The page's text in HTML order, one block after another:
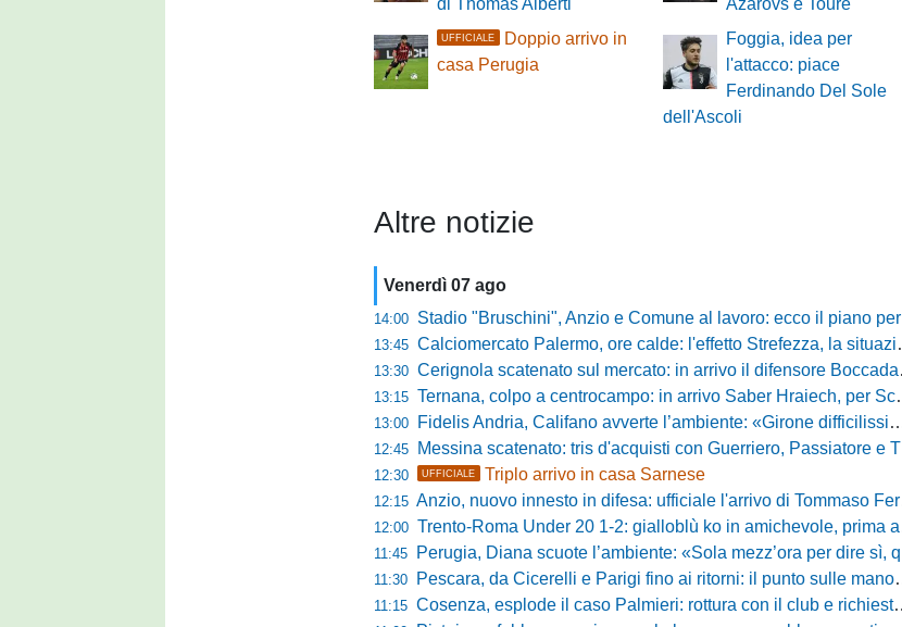
di Thomas Alberti
Azarovs e Tourè
UFFICIALE
Doppio arrivo in
casa Perugia
Foggia, idea per
l'attacco: piace
Ferdinando Del Sole
dell'Ascoli
Altre notizie
Venerdì 07 ago
14:00 Stadio "Bruschini", Anzio e Comune al lavoro: ecco il piano per far rientrare i tifosi
13:45 Calciomercato Palermo, ore calde: l'effetto Strefezza, la situazione Segre e i nomi per l'attacco
13:30 Cerignola scatenato sul mercato: in arrivo il difensore Boccadamo a titolo temporaneo
13:15 Ternana, colpo a centrocampo: in arrivo Saber Hraiech, per Scappini si attende l'accordo
13:00 Fidelis Andria, Califano avverte l’ambiente: «Girone difficilissimo, affascinante e bellissimo: non prometto risultati»
12:45 Messina scatenato: tris d'acquisti con Guerriero, Passiatore e Theodore
12:30 UFFICIALE Triplo arrivo in casa Sarnese
12:15 Anzio, nuovo innesto in difesa: ufficiale l'arrivo di Tommaso Ferraro
12:00 Trento-Roma Under 20 1-2: gialloblù ko in amichevole, prima apparizione per Caia
11:45 Perugia, Diana scuote l’ambiente: «Sola mezz’ora per dire sì, qui per costruire una squadra da livello»
11:30 Pescara, da Cicerelli e Parigi fino ai ritorni: il punto sulle manovre del Delfino
11:15 Cosenza, esplode il caso Palmieri: rottura con il club e richiesta di cessione